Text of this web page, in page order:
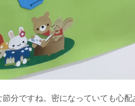
分ですね。密になっていても心配